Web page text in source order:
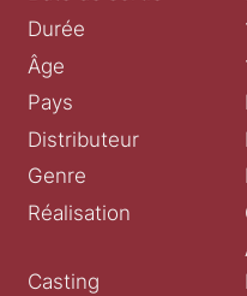
Durée
Âge
Pays
Distributeur
Genre
Réalisation
Casting